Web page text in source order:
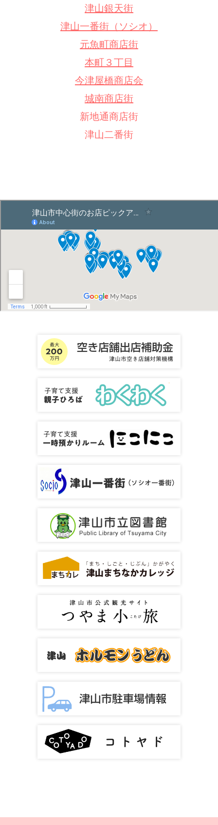
津山銀天街
津山一番街（ソシオ）
元魚町商店街
本町３丁目
今津屋橋商店会
城南商店街
新地通商店街
津山二番街